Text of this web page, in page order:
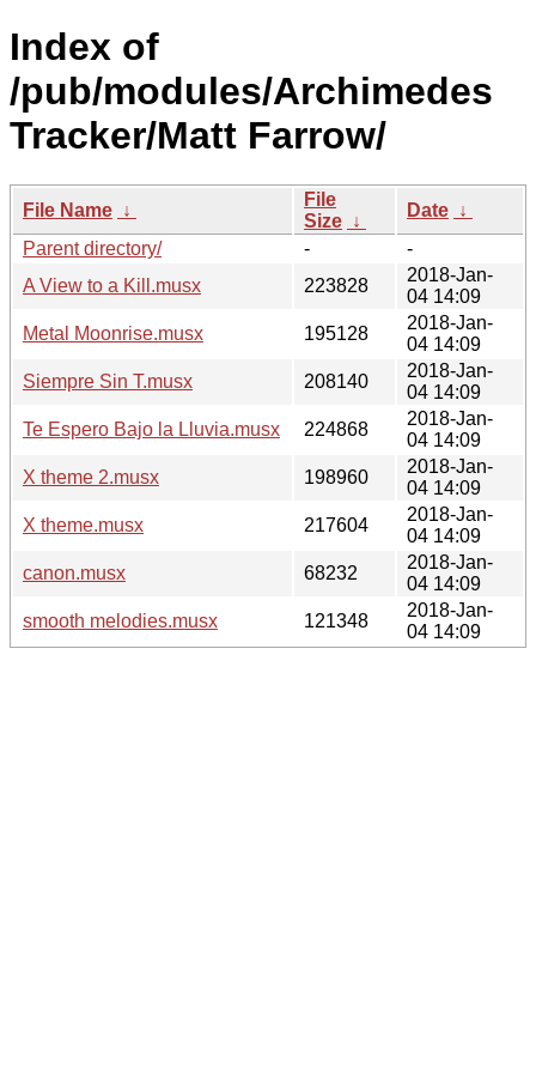
Index of
/pub/modules/Archimedes
Tracker/Matt Farrow/
File Name ↓
File
Size ↓
Date ↓
Parent directory/
-
-
A View to a Kill.musx
223828
2018-Jan-
04 14:09
Metal Moonrise.musx
195128
2018-Jan-
04 14:09
Siempre Sin T.musx
208140
2018-Jan-
04 14:09
Te Espero Bajo la Lluvia.musx
224868
2018-Jan-
04 14:09
X theme 2.musx
198960
2018-Jan-
04 14:09
X theme.musx
217604
2018-Jan-
04 14:09
canon.musx
68232
2018-Jan-
04 14:09
smooth melodies.musx
121348
2018-Jan-
04 14:09